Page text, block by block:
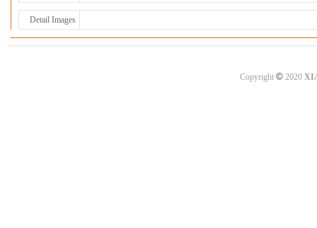
Detail Images
Copyright ©2020